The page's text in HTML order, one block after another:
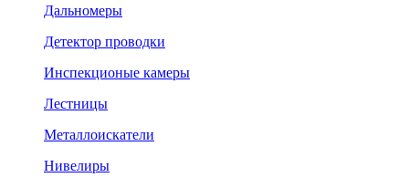
Дальномеры
Детектор проводки
Инспекционые камеры
Лестницы
Металлоискатели
Нивелиры